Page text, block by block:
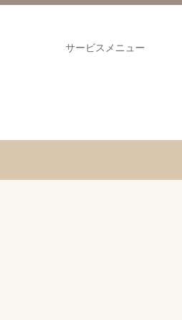
サービスメニュー